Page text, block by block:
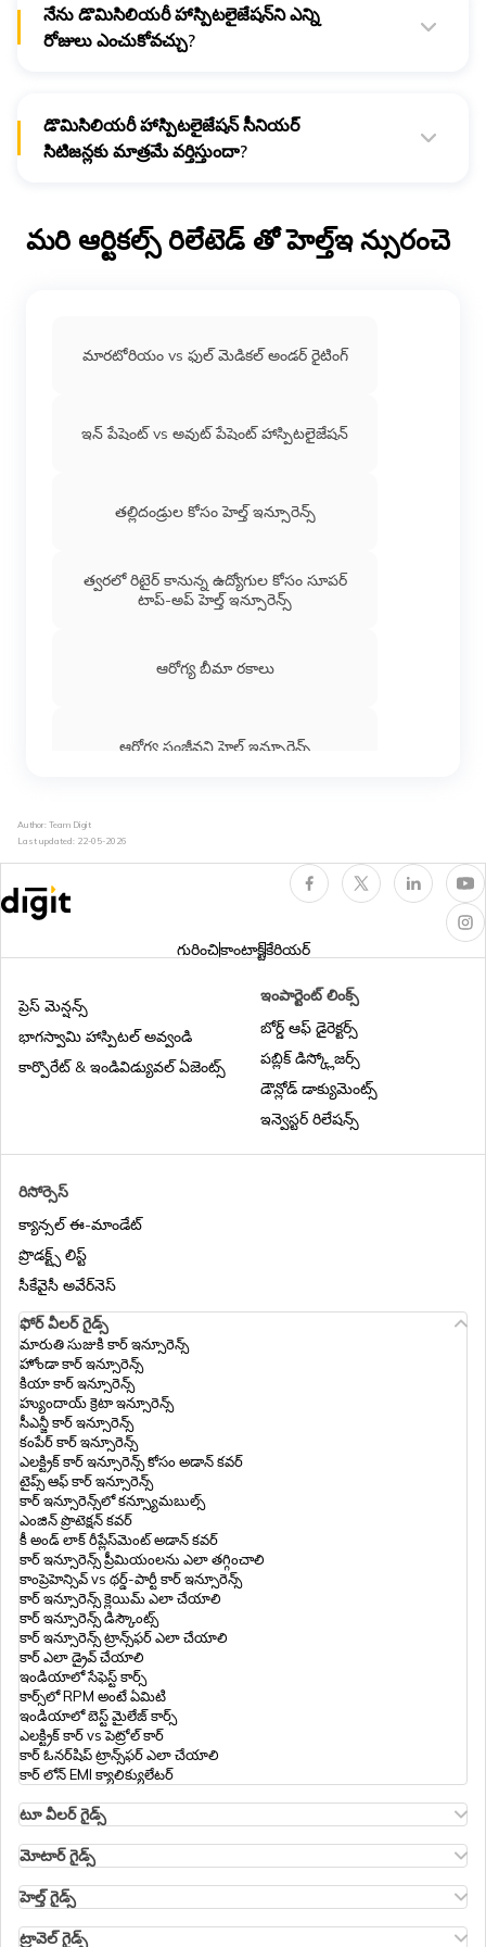
నేను డొమిసిలియరీ హాస్పిటలైజేషన్‌ని ఎన్ని
రోజులు ఎంచుకోవచ్చు?
డొమిసిలియరీ హాస్పిటలైజేషన్ సీనియర్
సిటిజన్లకు మాత్రమే వర్తిస్తుందా?
దీన్ని అందిస్తాయి.
మరి ఆర్టికల్స్ రిలేటెడ్ తో హెల్త్ఇ న్సురంచె
మారటోరియం vs ఫుల్ మెడికల్ అండర్ రైటింగ్
ఇన్ పేషెంట్ vs అవుట్ పేషెంట్ హాస్పిటలైజేషన్
తల్లిదండ్రుల కోసం హెల్త్ ఇన్సూరెన్స్
త్వరలో రిటైర్ కానున్న ఉద్యోగుల కోసం సూపర్
టాప్-అప్ హెల్త్ ఇన్సూరెన్స్
ఆరోగ్య బీమా రకాలు
ఆరోగ్య సంజీవని హెల్త్​ ఇన్సూరెన్స్​
దివ్యాంగులకు హెల్త్ ఇన్సూరెన్స్
డయాబెటిస్ హెల్త్ ఇన్సూరెన్స్
హెల్త్ ఇన్సూరెన్స్ లో మినహాయింపులు
రెన్యూవల్ చేసే సమయంలో హెల్త్ ఇన్సూరెన్స్
కరోనా వైరస్ హెల్త్ ఇన్సూరెన్స్
డెంటల్ హెల్త్ ఇన్సూరెన్స్
హెల్త్ ఇన్సూరెన్స్‌లో నో రూమ్ రెంట్ క్యాపింగ్
వంధ్యత్వ చికిత్సలను కవర్ చేసే హెల్త్ ఇన్సూరెన్స్
త్వరలో రిటైర్ అయ్యేవారి కోసం హెల్త్ ఇన్సూరెన్స్
ఓపీడీ (OPD) కవర్‌తో హెల్త్ ఇన్సూరెన్స్
హెల్త్ ఇన్సూరెన్స్ లో కూలింగ్-ఆఫ్
Author: Team Digit
Last updated: 22-05-2026
గురించికాంటాక్ట్కేరియర్
రిసోర్సెస్
క్యాన్సల్ ఈ-మాండేట్
ప్రొడక్ట్స్ లిస్ట్
సీకేవైసీ అవేర్‌నెస్
ప్రెస్ మెన్షన్స్
భాగస్వామి హాస్పిటల్ అవ్వండి
కార్పొరేట్ & ఇండివిడ్యువల్ ఏజెంట్స్
ఇంపార్టెంట్ లింక్స్
బోర్డ్ ఆఫ్ డైరెక్టర్స్
పబ్లిక్ డిస్క్లోజర్స్
డౌన్లోడ్ డాక్యుమెంట్స్
ఇన్వెస్టర్ రిలేషన్స్
ఫోర్ వీలర్ గైడ్స్
మారుతి సుజుకి కార్ ఇన్సూరెన్స్
హోండా కార్ ఇన్సూరెన్స్
కియా కార్ ఇన్సూరెన్స్
హ్యుందాయ్ క్రెటా ఇన్సూరెన్స్
సీఎన్జీ కార్ ఇన్సూరెన్స్
కంపేర్ కార్ ఇన్సూరెన్స్
ఎలక్ట్రిక్ కార్ ఇన్సూరెన్స్ కోసం అడాన్ కవర్
టైప్స్ ఆఫ్ కార్ ఇన్సూరెన్స్
కార్ ఇన్సూరెన్స్‌లో కన్స్యూమబుల్స్
ఎంజిన్ ప్రొటెక్షన్ కవర్
కీ అండ్ లాక్ రీప్లేస్‌మెంట్ అడాన్ కవర్
కార్ ఇన్సూరెన్స్ ప్రీమియంలను ఎలా తగ్గించాలి
కాంప్రెహెన్సివ్ vs థర్డ్-పార్టీ కార్ ఇన్సూరెన్స్
కార్ ఇన్సూరెన్స్ క్లెయిమ్ ఎలా చేయాలి
కార్ ఇన్సూరెన్స్ డిస్కౌంట్స్
కార్ ఇన్సూరెన్స్ ట్రాన్స్‌ఫర్ ఎలా చేయాలి
కార్ ఎలా డ్రైవ్ చేయాలి
ఇండియాలో సేఫెస్ట్ కార్స్
కార్స్‌లో RPM అంటే ఏమిటి
ఇండియాలో బెస్ట్ మైలేజ్ కార్స్
ఎలక్ట్రిక్ కార్ vs పెట్రోల్ కార్
కార్ ఓనర్‌షిప్ ట్రాన్స్‌ఫర్ ఎలా చేయాలి
కార్ లోన్ EMI క్యాలిక్యులేటర్
టూ వీలర్ గైడ్స్
ఆథర్ ఎనర్జీ బైక్ ఇన్సూరెన్స్
హీరో HF డీలక్స్ ఇన్సూరెన్స్
రాయల్ ఎన్‌ఫీల్డ్ క్లాసిక్ ఇన్సూరెన్స్
హోండా బైక్ ఇన్సూరెన్స్
మోటార్ గైడ్స్
మోటార్ ఇన్సూరెన్స్ టైప్స్
రోడ్సైడ్ అసిస్టెన్స్ కవర్
హెల్త్ గైడ్స్
NRI పేరెంట్స్ కోసం హెల్త్ ఇన్సూరెన్స్
ట్రావెల్ గైడ్స్